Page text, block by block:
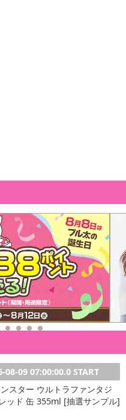
08-09 07:00:00.0 START
ンスター ウルトラファンタジ
ッド 缶 355ml [抽選サンプル]